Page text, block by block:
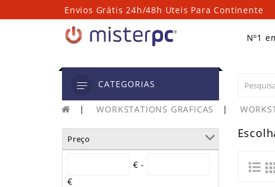
Envios Grátis 24h/48h Uteis Para Continente
Nº1
CATEGORIAS
WORKSTATIONS GRAFICAS
Preço
€ -
€